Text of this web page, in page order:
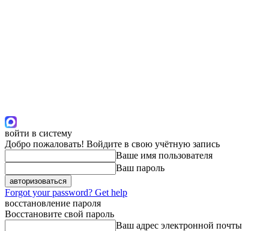
войти в систему
Добро пожаловать! Войдите в свою учётную запись
Ваше имя пользователя
Ваш пароль
Forgot your password? Get help
восстановление пароля
Восстановите свой пароль
Ваш адрес электронной почты